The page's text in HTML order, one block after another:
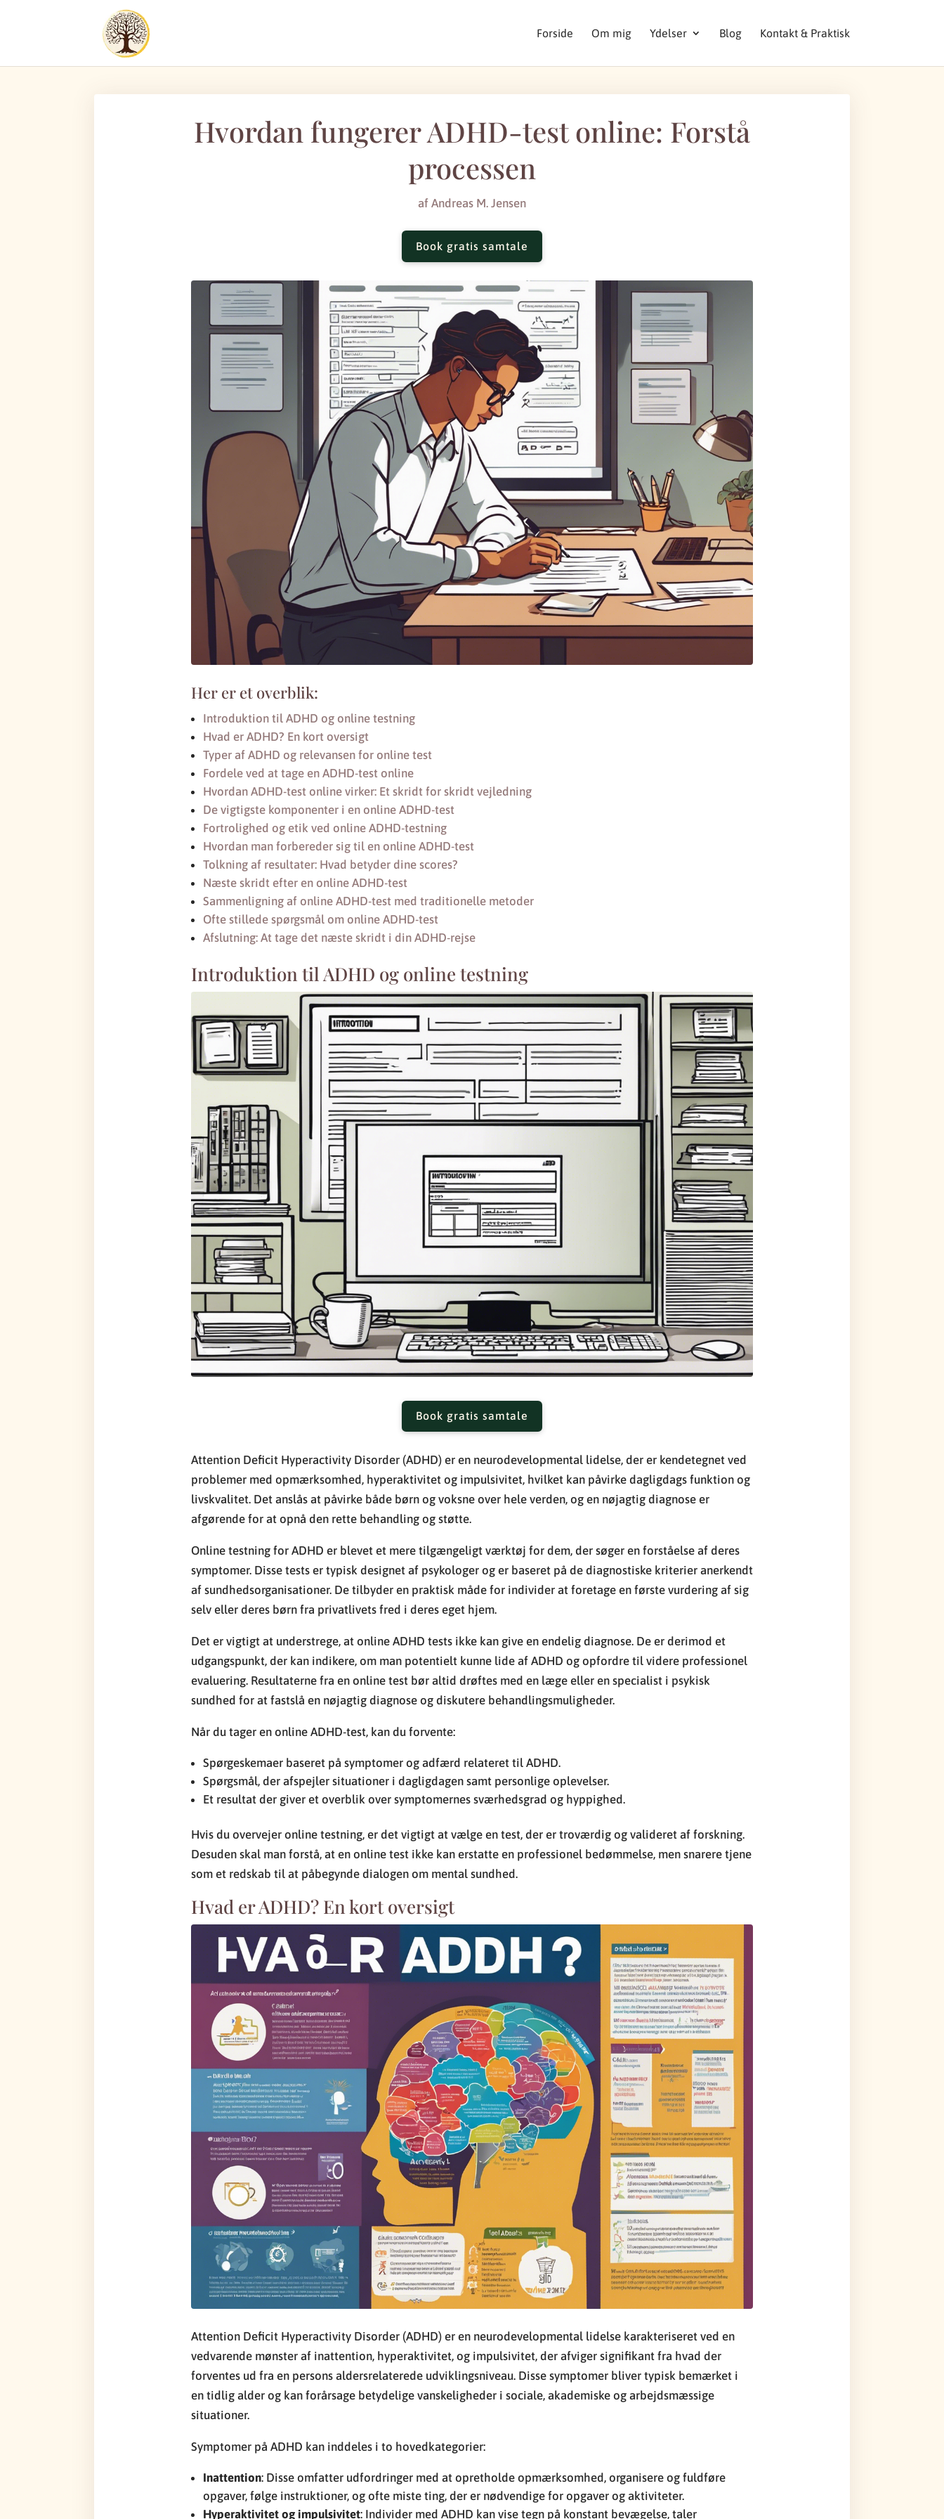
Forside Om mig Ydelser Blog Kontakt & Praktisk
Hvordan fungerer ADHD-test online: Forstå
processen
af Andreas M. Jensen
Book gratis samtale
Her er et overblik:
Introduktion til ADHD og online testning
Hvad er ADHD? En kort oversigt
Typer af ADHD og relevansen for online test
Fordele ved at tage en ADHD-test online
Hvordan ADHD-test online virker: Et skridt for skridt vejledning
De vigtigste komponenter i en online ADHD-test
Fortrolighed og etik ved online ADHD-testning
Hvordan man forbereder sig til en online ADHD-test
Tolkning af resultater: Hvad betyder dine scores?
Næste skridt efter en online ADHD-test
Sammenligning af online ADHD-test med traditionelle metoder
Ofte stillede spørgsmål om online ADHD-test
Afslutning: At tage det næste skridt i din ADHD-rejse
Introduktion til ADHD og online testning
Book gratis samtale
Attention Deficit Hyperactivity Disorder (ADHD) er en neurodevelopmental lidelse, der er kendetegnet ved
problemer med opmærksomhed, hyperaktivitet og impulsivitet, hvilket kan påvirke dagligdags funktion og
livskvalitet. Det anslås at påvirke både børn og voksne over hele verden, og en nøjagtig diagnose er
afgørende for at opnå den rette behandling og støtte.
Online testning for ADHD er blevet et mere tilgængeligt værktøj for dem, der søger en forståelse af deres
symptomer. Disse tests er typisk designet af psykologer og er baseret på de diagnostiske kriterier anerkendt
af sundhedsorganisationer. De tilbyder en praktisk måde for individer at foretage en første vurdering af sig
selv eller deres børn fra privatlivets fred i deres eget hjem.
Det er vigtigt at understrege, at online ADHD tests ikke kan give en endelig diagnose. De er derimod et
udgangspunkt, der kan indikere, om man potentielt kunne lide af ADHD og opfordre til videre professionel
evaluering. Resultaterne fra en online test bør altid drøftes med en læge eller en specialist i psykisk
sundhed for at fastslå en nøjagtig diagnose og diskutere behandlingsmuligheder.
Når du tager en online ADHD-test, kan du forvente:
Spørgeskemaer baseret på symptomer og adfærd relateret til ADHD.
Spørgsmål, der afspejler situationer i dagligdagen samt personlige oplevelser.
Et resultat der giver et overblik over symptomernes sværhedsgrad og hyppighed.
Hvis du overvejer online testning, er det vigtigt at vælge en test, der er troværdig og valideret af forskning.
Desuden skal man forstå, at en online test ikke kan erstatte en professionel bedømmelse, men snarere tjene
som et redskab til at påbegynde dialogen om mental sundhed.
Hvad er ADHD? En kort oversigt
Attention Deficit Hyperactivity Disorder (ADHD) er en neurodevelopmental lidelse karakteriseret ved en
vedvarende mønster af inattention, hyperaktivitet, og impulsivitet, der afviger signifikant fra hvad der
forventes ud fra en persons aldersrelaterede udviklingsniveau. Disse symptomer bliver typisk bemærket i
en tidlig alder og kan forårsage betydelige vanskeligheder i sociale, akademiske og arbejdsmæssige
situationer.
Symptomer på ADHD kan inddeles i to hovedkategorier:
Inattention: Disse omfatter udfordringer med at opretholde opmærksomhed, organisere og fuldføre
opgaver, følge instruktioner, og ofte miste ting, der er nødvendige for opgaver og aktiviteter.
Hyperaktivitet og impulsivitet: Individer med ADHD kan vise tegn på konstant bevægelse, taler